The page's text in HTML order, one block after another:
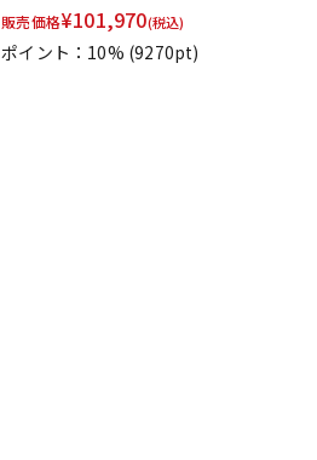
販売価格¥101,970(税込)
ポイント：10% (9270pt)